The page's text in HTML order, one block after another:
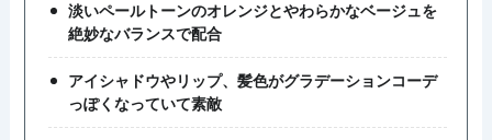
淡いペールトーンのオレンジとやわらかなベージュを
絶妙なバランスで配合
アイシャドウやリップ、髪色がグラデーションコーデ
っぽくなっていて素敵